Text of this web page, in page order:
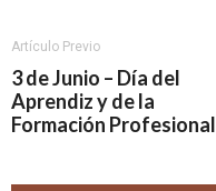
Artículo Previo
3 de Junio – Día del
Aprendiz y de la
Formación Profesional